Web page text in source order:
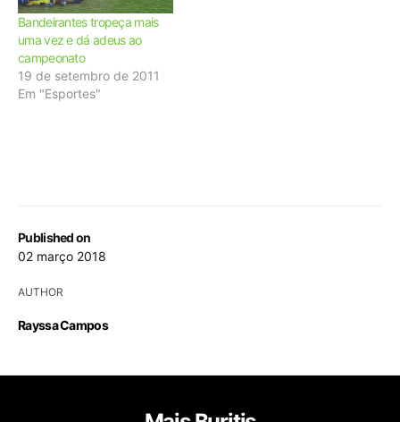
Published on
02 março 2018
AUTHOR
Rayssa Campos
Bandeirantes tropeça mais
uma vez e dá adeus ao
campeonato
19 de setembro de 2011
Em "Esportes"